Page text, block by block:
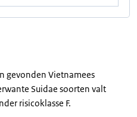
gevonden Vietnamees
Suidae soorten valt
risicoklasse F.